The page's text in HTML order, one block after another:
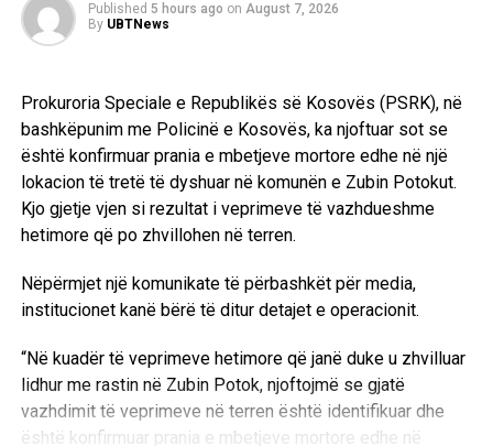
Published 5 hours ago on August 7, 2026
By UBTNews
Prokuroria Speciale e Republikës së Kosovës (PSRK), në
bashkëpunim me Policinë e Kosovës, ka njoftuar sot se
është konfirmuar prania e mbetjeve mortore edhe në një
lokacion të tretë të dyshuar në komunën e Zubin Potokut.
Kjo gjetje vjen si rezultat i veprimeve të vazhdueshme
hetimore që po zhvillohen në terren.
Nëpërmjet një komunikate të përbashkët për media,
institucionet kanë bërë të ditur detajet e operacionit.
“Në kuadër të veprimeve hetimore që janë duke u zhvilluar
lidhur me rastin në Zubin Potok, njoftojmë se gjatë
vazhdimit të veprimeve në terren është identifikuar dhe
është konfirmuar prania e mbetjeve mortore edhe në